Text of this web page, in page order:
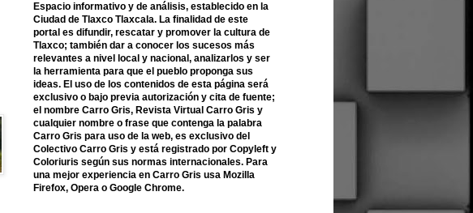
Espacio informativo y de análisis, establecido en la
Ciudad de Tlaxco Tlaxcala. La finalidad de este
portal es difundir, rescatar y promover la cultura de
Tlaxco; también dar a conocer los sucesos más
relevantes a nivel local y nacional, analizarlos y ser
la herramienta para que el pueblo proponga sus
ideas. El uso de los contenidos de esta página será
exclusivo o bajo previa autorización y cita de fuente;
el nombre Carro Gris, Revista Virtual Carro Gris y
cualquier nombre o frase que contenga la palabra
Carro Gris para uso de la web, es exclusivo del
Colectivo Carro Gris y está registrado por Copyleft y
Coloriuris según sus normas internacionales. Para
una mejor experiencia en Carro Gris usa Mozilla
Firefox, Opera o Google Chrome.